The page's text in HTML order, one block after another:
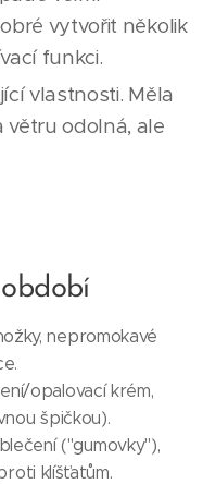
vytvořit několik
funkci.
vlastnosti. Měla
odolná, ale
nepromokavé
opalovací krém,
špičkou).
("gumovky"),
klíšťatům.